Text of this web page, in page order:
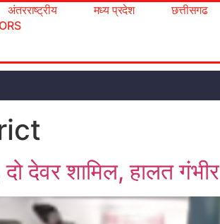
अंतरराष्ट्रीय मध्य प्रदेश छत्तीसगढ
देवर शामिल, हालत गंभीर